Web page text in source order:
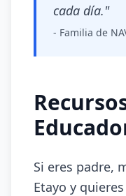
cada día."
- Familia de
Si eres padre,
Etayo y